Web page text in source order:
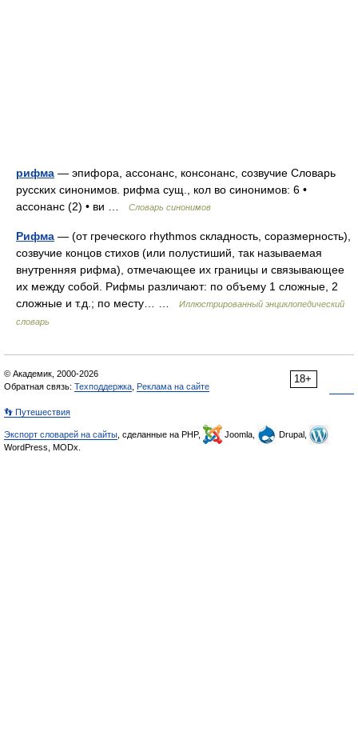
рифма — эпифора, ассонанс, консонанс, созвучие Словарь
русских синонимов. рифма сущ., кол во синонимов: 6 •
ассонанс (2) • ви …
Словарь синонимов
Рифма — (от греческого rhythmos складность, соразмерность),
созвучие концов стихов (или полустиший, так называемая
внутренняя рифма), отмечающее их границы и связывающее
их между собой. Рифмы различают: по объему 1 сложные, 2
сложные и т.д.; по месту… …
Иллюстрированный энциклопедический
словарь
18+
© Академик, 2000-2026
Обратная связь: Техподдержка Реклама на сайте
👣 Путешествия
Экспорт словарей на сайты , сделанные на PHP, Joomla,
Drupal,
WordPress, MODx.